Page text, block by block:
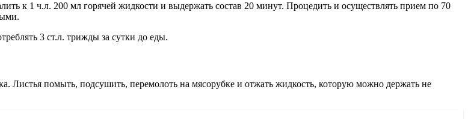
к 1 ч.л. 200 мл горячей жидкости и выдержать состав 20 минут. Процедить и осуществлять прием по 70
3 ст.л. трижды за сутки до еды.
Листья помыть, подсушить, перемолоть на мясорубке и отжать жидкость, которую можно держать не